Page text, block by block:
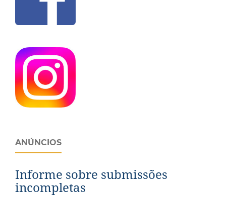
ANÚNCIOS
Informe sobre submissões
incompletas